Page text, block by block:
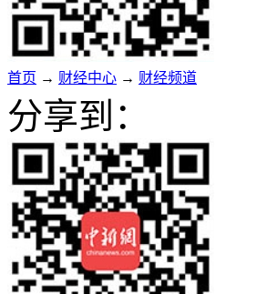
首页 → 财经中心 → 财经频道
分享到：